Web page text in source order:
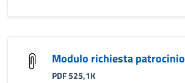
Modulo richiesta patrocinio
PDF 525,1K